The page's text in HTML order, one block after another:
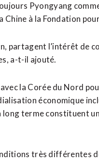
Pyongyang
à la Fondation
partagent l’intérêt de
a-t-il ajouté.
la Corée du Nord
économique
terme constituent
très ‌différentes